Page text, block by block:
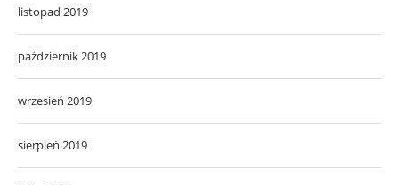
listopad 2019
październik 2019
wrzesień 2019
sierpień 2019